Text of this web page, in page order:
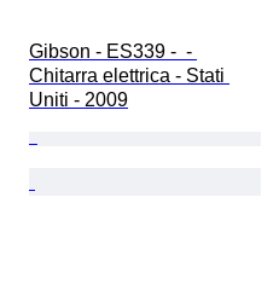
Gibson - ES339 -  -
Chitarra elettrica - Stati
Uniti - 2009